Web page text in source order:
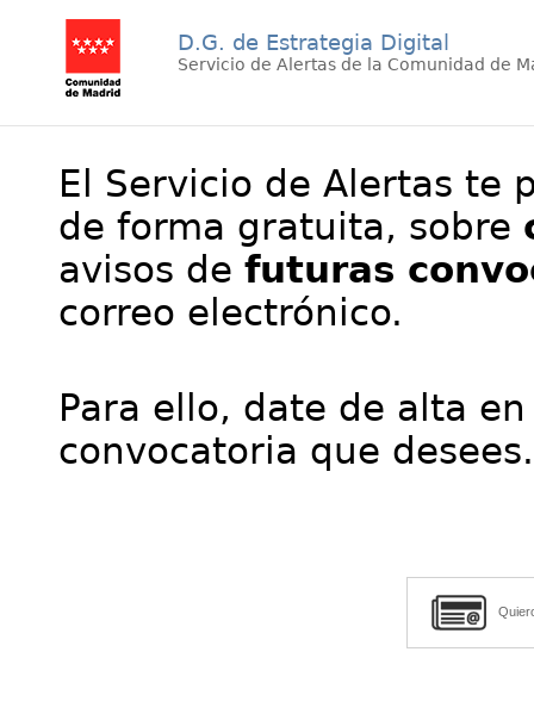
D.G. de Estrategia Digital
Servicio de Alertas de la Comunidad de
El Servicio de Alertas te
de forma gratuita, sobre
avisos de futuras
correo electrónico.
Para ello, date de alta
convocatoria que desees.